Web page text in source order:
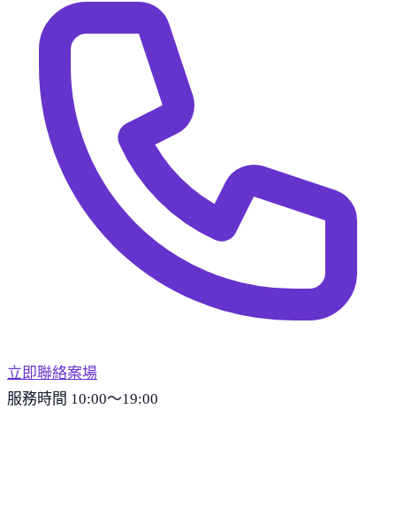
立即聯絡案場
服務時間 10:00～19:00